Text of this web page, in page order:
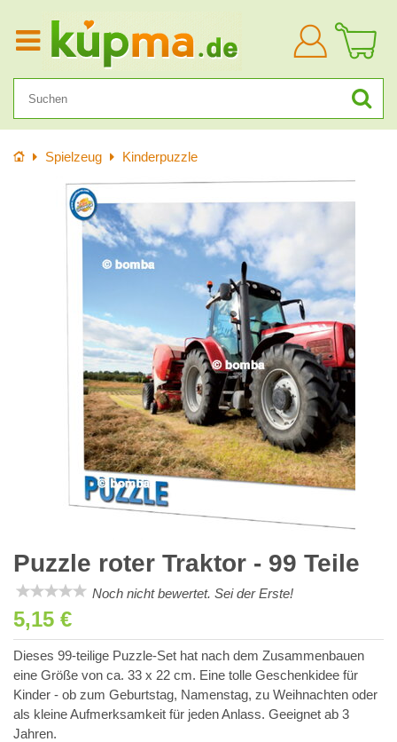
Anmelden
StartseiteSpielzeug Kinderpuzzle
Puzzle roter Traktor - 99 Teile
Noch nicht bewertet. Sei der Erste!
5,15 €
Dieses 99-teilige Puzzle-Set hat nach dem Zusammenbauen
eine Größe von ca. 33 x 22 cm. Eine tolle Geschenkidee für
Kinder - ob zum Geburtstag, Namenstag, zu Weihnachten oder
als kleine Aufmerksamkeit für jeden Anlass. Geeignet ab 3
Jahren.